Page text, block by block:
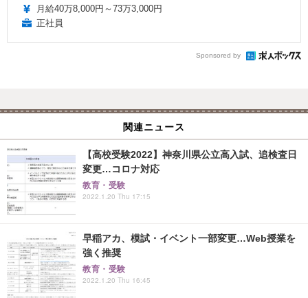
月給40万8,000円～73万3,000円
正社員
Sponsored by
関連ニュース
【高校受験2022】神奈川県公立高入試、追検査日
変更…コロナ対応
教育・受験
2022.1.20 Thu 17:15
早稲アカ、模試・イベント一部変更…Web授業を
強く推奨
教育・受験
2022.1.20 Thu 16:45